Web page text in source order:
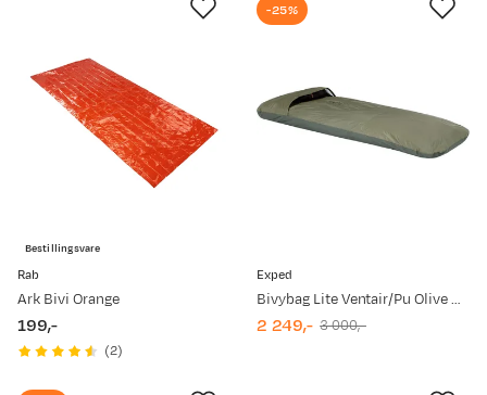
Bestillingsvare
Rab
Ark Bivi Orange
price
199,-
(2)
Exped
Bivybag Lite Ventair/Pu Olive Grey
-25%
discounted
2 249,-
original
3 000,-